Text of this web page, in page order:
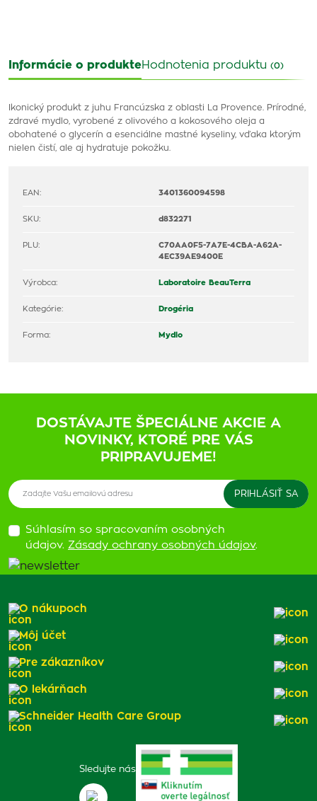
Informácie o produkteHodnotenia produktu (0)
Ikonický produkt z juhu Francúzska z oblasti La Provence. Prírodné,
zdravé mydlo, vyrobené z olivového a kokosového oleja a
obohatené o glycerín a esenciálne mastné kyseliny, vďaka ktorým
nielen čistí, ale aj hydratuje pokožku.
EAN: 3401360094598
SKU: d832271
PLU:
C70AA0F5-7A7E-4CBA-A62A-
4EC39AE9400E
Výrobca: Laboratoire BeauTerra
Kategórie: Drogéria
Forma: Mydlo
DOSTÁVAJTE ŠPECIÁLNE AKCIE A
NOVINKY, KTORÉ PRE VÁS
PRIPRAVUJEME!
Súhlasím so spracovaním osobných
údajov. Zásady ochrany osobných údajov.
Sledujte nás
O nákupoch
Môj účet
Pre zákazníkov
O lekárňach
Schneider Health Care Group